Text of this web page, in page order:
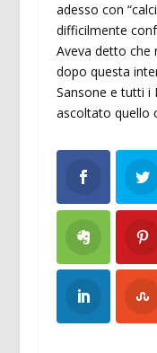
adesso con
difficilmente
Aveva detto che
dopo questa
Sansone e tutti i
ascoltato quello